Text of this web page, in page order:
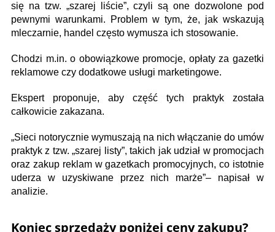
się na tzw. „szarej liście”, czyli są one dozwolone pod
pewnymi warunkami. Problem w tym, że, jak wskazują
mleczarnie, handel często wymusza ich stosowanie.
Chodzi m.in. o obowiązkowe promocje, opłaty za gazetki
reklamowe czy dodatkowe usługi marketingowe.
Ekspert proponuje, aby część tych praktyk została
całkowicie zakazana.
„Sieci notorycznie wymuszają na nich włączanie do umów
praktyk z tzw. „szarej listy”, takich jak udział w promocjach
oraz zakup reklam w gazetkach promocyjnych, co istotnie
uderza w uzyskiwane przez nich marże”– napisał w
analizie.
Koniec sprzedaży poniżej ceny zakupu?